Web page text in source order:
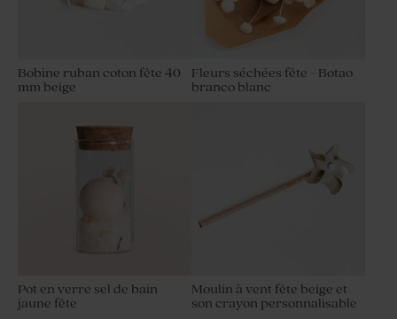
brindilles vernies
Bobine ruban coton fête 40
mm beige
Fleurs séchées fête - Botao
branco blanc
Pot en verre sel de bain
jaune fête
Moulin à vent fête beige et
son crayon personnalisable